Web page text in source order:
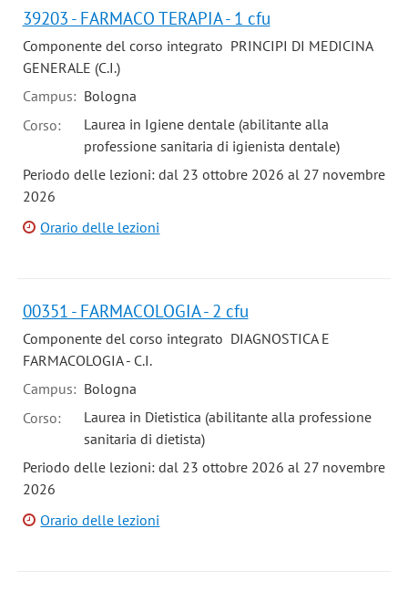
39203 - FARMACO TERAPIA - 1 cfu
Componente del corso integrato PRINCIPI DI MEDICINA
GENERALE (C.I.)
Campus: Bologna
Corso:
Laurea in Igiene dentale (abilitante alla
professione sanitaria di igienista dentale)
Periodo delle lezioni: dal 23 ottobre 2026 al 27 novembre
2026
Orario delle lezioni
00351 - FARMACOLOGIA - 2 cfu
Componente del corso integrato DIAGNOSTICA E
FARMACOLOGIA - C.I.
Campus: Bologna
Corso:
Laurea in Dietistica (abilitante alla professione
sanitaria di dietista)
Periodo delle lezioni: dal 23 ottobre 2026 al 27 novembre
2026
Orario delle lezioni